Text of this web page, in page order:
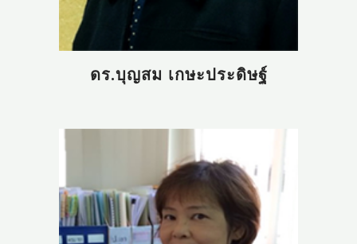
ดร.บุญสม เกษะประดิษฐ์